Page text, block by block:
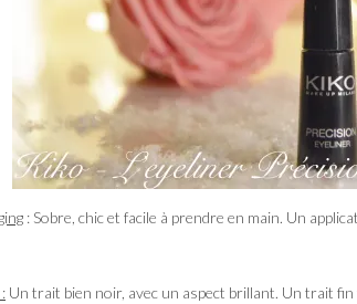
: Sobre, chic et facile à prendre en main. Un
Un trait bien noir, avec un aspect brillant. Un trait